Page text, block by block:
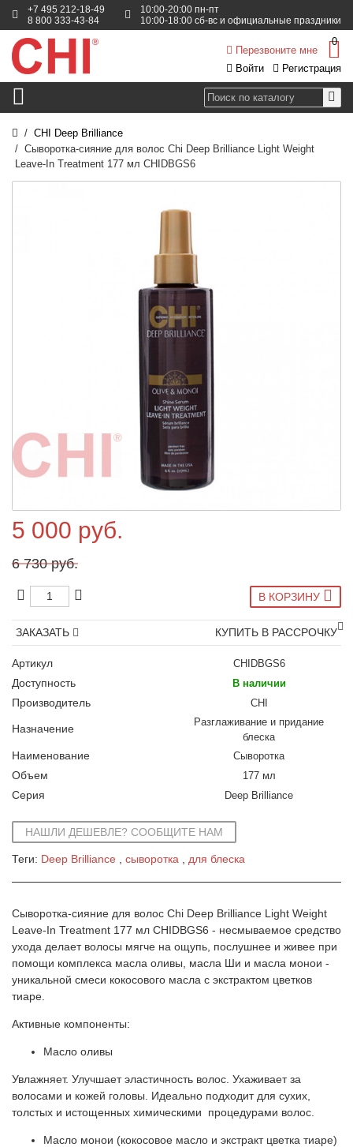
+7 495 212-18-49
8 800 333-43-84
10:00-20:00 пн-пт
10:00-18:00 сб-вс и официальные праздники
Войти Регистрация
Перезвоните мне
0
CHI Deep Brilliance
Сыворотка-сияние для волос Chi Deep Brilliance Light Weight
Leave-In Treatment 177 мл CHIDBGS6
5 000 руб.
6 730 руб.
В КОРЗИНУ
ЗАКАЗАТЬ КУПИТЬ В РАССРОЧКУ
Артикул CHIDBGS6
Доступность В наличии
Производитель CHI
Назначение
Разглаживание и придание
блеска
Наименование Сыворотка
Объем 177 мл
Серия Deep Brilliance
НАШЛИ ДЕШЕВЛЕ? СООБЩИТЕ НАМ
Теги: Deep Brilliance сыворотка для блеска
Сыворотка-сияние для волос Chi Deep Brilliance Light Weight
Leave-In Treatment 177 мл CHIDBGS6 - несмываемое средство
ухода делает волосы мягче на ощупь, послушнее и живее при
помощи комплекса масла оливы, масла Ши и масла монои -
уникальной смеси кокосового масла с экстрактом цветков
тиаре.
Активные компоненты:
Масло оливы
Увлажняет. Улучшает эластичность волос. Ухаживает за
волосами и кожей головы. Идеально подходит для сухих,
толстых и истощенных химическими процедурами волос.
Масло монои (кокосовое масло и экстракт цветка тиаре)